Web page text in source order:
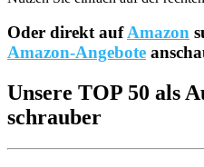
Oder direkt aufAmazon
Amazon-Angebote
Unsere TOP 50 als
schrauber